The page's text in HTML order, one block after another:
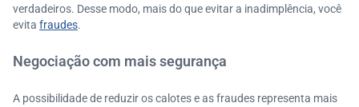
verdadeiros. Desse modo, mais do que evitar a inadimplência, você
evita fraudes.
Negociação com mais segurança
A possibilidade de reduzir os calotes e as fraudes representa mais